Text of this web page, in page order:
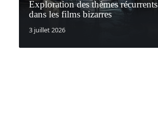
Exploration des thèmes récurrents
dans les films bizarres
3 juillet 2026